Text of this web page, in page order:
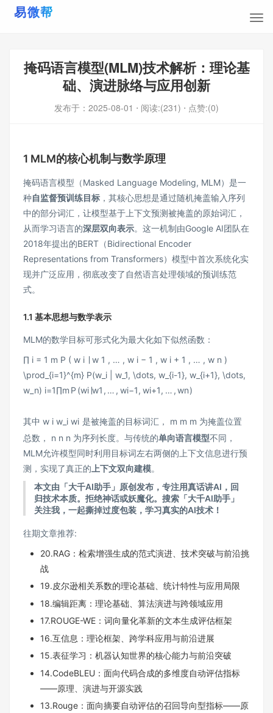
掩码语言模型(MLM)技术解析：理论基
础、演进脉络与应用创新
发布于： 2025-08-01 ⋅ 阅读:(231) ⋅ 点赞:(0)
1 MLM的核心机制与数学原理
掩码语言模型（Masked Language Modeling, MLM）是一
种自监督预训练目标 ，其核心思想是通过随机掩盖输入序列
中的部分词汇，让模型基于上下文预测被掩盖的原始词汇，
从而学习语言的深层双向表示。这一机制由Google AI团队在
2018年提出的BERT（Bidirectional Encoder
Representations from Transformers）模型中首次系统化实
现并广泛应用，彻底改变了自然语言处理领域的预训练范
式。
1.1 基本思想与数学表示
MLM的数学目标可形式化为最大化如下似然函数：
∏ i = 1 m P ( w i ∣ w 1 , … , w i − 1 , w i + 1 , … , w n )
\prod_{i=1}^{m} P(w_i | w_1, \dots, w_{i-1}, w_{i+1}, \dots,
w_n) i=1∏m P (wi ∣w1 , … , wi−1, wi+1, … ,wn)
其中 w i w_i wi 是被掩盖的目标词汇， m m m 为掩盖位置
总数，
n n n 为序列长度。与传统的单向语言模型不同，
MLM允许模型同时利用目标词左右两侧的上下文信息进行预
测，实现了真正的 上下文双向建模。
本文由「大千AI助手」原创发布，专注用真话讲AI，回
归技术本质。拒绝神话或妖魔化。搜索「大千AI助手」
关注我，一起撕掉过度包装，学习真实的AI技术！
往期文章推荐:
20.RAG：检索增强生成的范式演进、技术突破与前沿挑
战
19.皮尔逊相关系数的理论基础、统计特性与应用局限
18.编辑距离：理论基础、算法演进与跨领域应用
17.ROUGE-WE：词向量化革新的文本生成评估框架
16.互信息：理论框架、跨学科应用与前沿进展
15.表征学习：机器认知世界的核心能力与前沿突破
14.CodeBLEU：面向代码合成的多维度自动评估指标
——原理、演进与开源实践
13.Rouge：面向摘要自动评估的召回导向型指标——原